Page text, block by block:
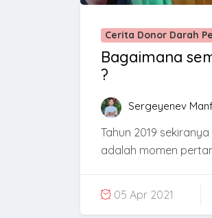
Cerita Donor Darah
Bagaimana
?
Sergeyenev
Tahun 2019
adalah momen
05 Apr 2021